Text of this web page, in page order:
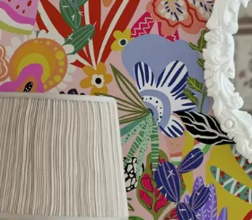
65.0039.00 €/m²